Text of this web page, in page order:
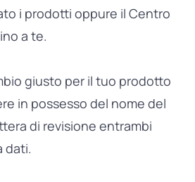
i prodotti oppure il Centro
a te.
giusto per il tuo prodotto
in possesso del nome del
di revisione entrambi
dati.